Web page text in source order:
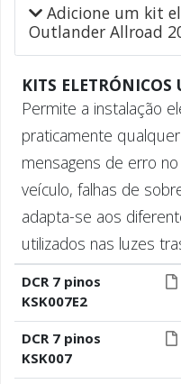
Adicione um kit
Outlander Allroad
KITS ELETRÓNICOS
Permite a instalação
praticamente
mensagens de erro
veículo, falhas de
adapta-se aos
utilizados nas luzes
DCR 7 pinos
KSK007E2
DCR 7 pinos
KSK007